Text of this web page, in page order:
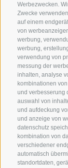
Werbezwecken.
Zwecke
auf einem
von
werbung,
werbung,
verwendung von
messung der
inhalten, analyse
kombinationen
und verbesserung
auswahl von
und aufdeckung
und anzeige von
datenschutz
kombination von
verschiedener
automatisch
standortdaten,
NÜTZLICHE
Herkunft
Expertise
Nachhaltigkeit
Produkte &
Ethikkodex